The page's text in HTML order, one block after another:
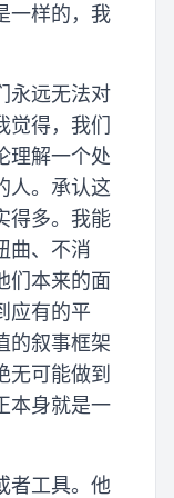
一样的，我
永远无法对
觉得，我们
理解一个处
人。承认这
得多。我能
曲、不消
们本来的面
应有的平
的叙事框架
无可能做到
本身就是一
者工具。他